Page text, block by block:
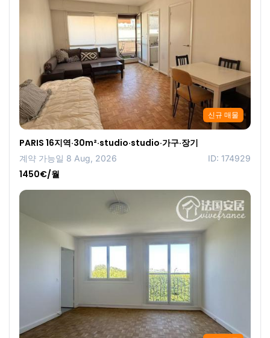
신규 매물
PARIS 16지역·30m²·studio·studio·가구·장기
계약 가능일 8 Aug, 2026 ID: 174929
1450€/월